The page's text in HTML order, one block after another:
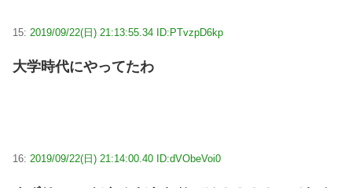
15: 2019/09/22(日) 21:13:55.34 ID:PTvzpD6kp
大学時代にやってたわ
16: 2019/09/22(日) 21:14:00.40 ID:dVObeVoi0